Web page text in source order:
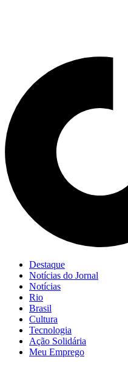
Destaque
Notícias do Jornal
Notícias
Rio
Brasil
Cultura
Tecnologia
Ação Solidária
Meu Emprego